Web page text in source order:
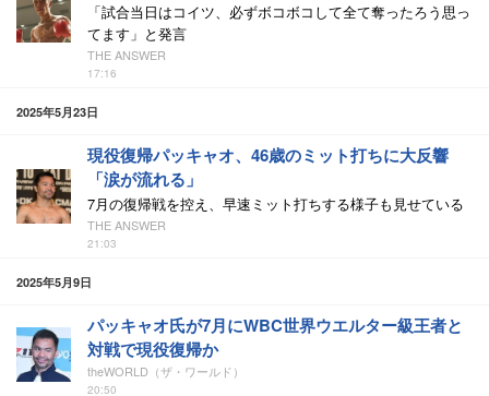
「試合当日はコイツ、必ずボコボコして全て奪ったろう思っ
てます」と発言
THE ANSWER
17:16
2025年5月23日
現役復帰パッキャオ、46歳のミット打ちに大反響
「涙が流れる」
7月の復帰戦を控え、早速ミット打ちする様子も見せている
THE ANSWER
21:03
2025年5月9日
パッキャオ氏が7月にWBC世界ウエルター級王者と
対戦で現役復帰か
theWORLD（ザ・ワールド）
20:50